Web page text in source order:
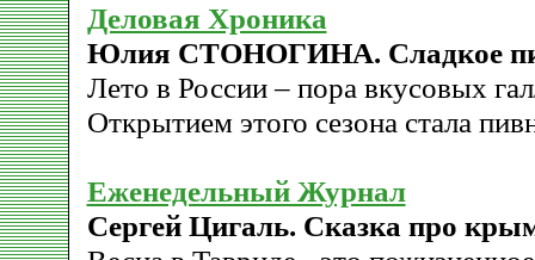
Деловая Хроника
Юлия СТОНОГИНА. Сладкое
Лето в России – пора вкусовых
Открытием этого сезона стала
Еженедельный Журнал
Сергей Цигаль. Сказка про